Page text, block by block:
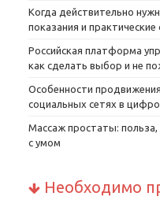
Когда действительно
показания и практические
Российская платформа
как сделать выбор и не
Особенности
социальных сетях в
Массаж простаты: польза,
с умом
Необходимо